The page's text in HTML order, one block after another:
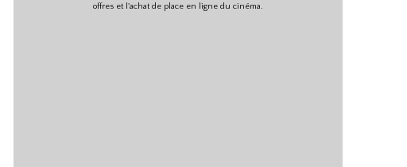
offres et l'achat de place en ligne du cinéma.